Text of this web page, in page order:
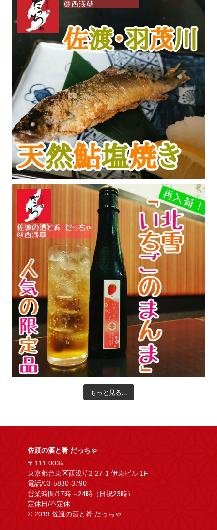
もっと見る...
佐渡の酒と肴 だっちゃ
〒111-0035
東京都台東区西浅草2-27-1 伊東ビル 1F
電話/03-5830-3790
営業時間/17時～24時（日祝23時）
定休日/不定休
© 2019 佐渡の酒と肴 だっちゃ